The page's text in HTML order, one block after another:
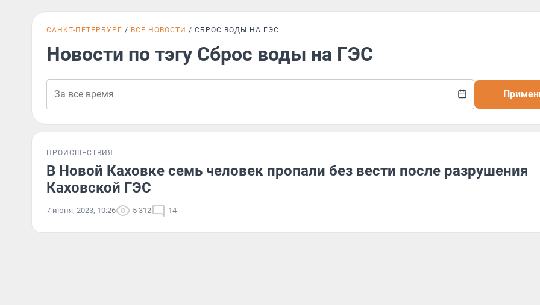
САНКТ-ПЕТЕРБУРГ ВСЕ НОВОСТИ СБРОС ВОДЫ НА ГЭС
Новости по тэгу Сброс воды на ГЭС
ПРОИСШЕСТВИЯ
В Новой Каховке семь человек пропали без вести после разрушения
Каховской ГЭС
7 июня, 2023, 10:26 5 312 14